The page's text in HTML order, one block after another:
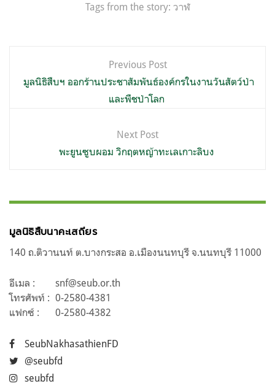
Tags from the story: วาฬ
เรื่อง
Previous Post
มูลนิธิสืบฯ ออกร้านประชาสัมพันธ์องค์กรในงานวันสัตว์ป่า
และพืชป่าโลก
Next Post
พะยูนซูบผอม วิกฤตหญ้าทะเลเกาะลิบง
มูลนิธิสืบนาคะเสถียร
140 ถ.ติวานนท์ ต.บางกระสอ อ.เมืองนนทบุรี จ.นนทบุรี 11000
อีเมล :
snf@seub.or.th
โทรศัพท์ : 0-2580-4381
แฟกซ์ :
0-2580-4382
SeubNakhasathienFD
@seubfd
seubfd